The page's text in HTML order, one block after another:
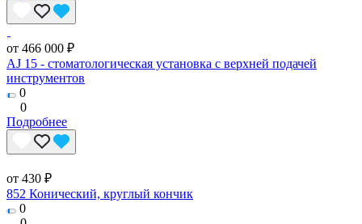
от 466 000 ₽
AJ 15 - стоматологическая установка с верхней подачей
инструментов
0
0
Подробнее
от 430 ₽
852 Конический, круглый кончик
0